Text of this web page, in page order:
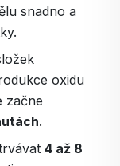
snadno a
oxidu
začne
.
4 až 8